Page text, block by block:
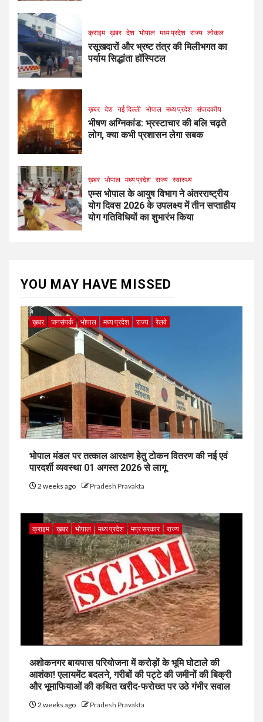
क्राइम ख़बर देश भोपाल मध्य प्रदेश राज्य लोकल
रसूखदारों और भ्रष्ट तंत्र की मिलीभगत का
पर्याय सिद्धांता हॉस्पिटल
ख़बर देश नई दिल्ली भोपाल मध्य प्रदेश संपादकीय
भीषण अग्निकांड: भ्रस्टाचार की बलि चढ़ते
लोग, क्या कभी प्रशासन लेगा सबक
ख़बर भोपाल मध्य प्रदेश राज्य स्वास्थ्य
एम्स भोपाल के आयुष विभाग ने अंतरराष्ट्रीय
योग दिवस 2026 के उपलक्ष्य में तीन सप्ताहीय
योग गतिविधियों का शुभारंभ किया
YOU MAY HAVE MISSED
ख़बर जनसंपर्क भोपाल मध्य प्रदेश राज्य रेलवे
भोपाल मंडल पर तत्काल आरक्षण हेतु टोकन वितरण की नई एवं
पारदर्शी व्यवस्था 01 अगस्त 2026 से लागू
2 weeks ago Pradesh Pravakta
क्राइम ख़बर भोपाल मध्य प्रदेश मप्र सरकार राज्य
अशोकनगर बायपास परियोजना में करोड़ों के भूमि घोटाले की
आशंका! एलायमेंट बदलने, गरीबों की पट्टे की जमीनों की बिक्री
और भूमाफियाओं की कथित खरीद-फरोख्त पर उठे गंभीर सवाल
2 weeks ago Pradesh Pravakta